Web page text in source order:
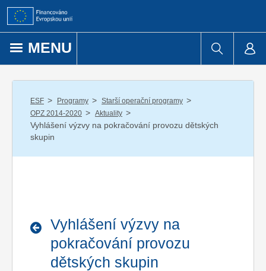
Přejít k obsahu
MENU
ESF / Programy / Starší operační programy /
OPZ 2014-2020 / Aktuality /
Vyhlášení výzvy na pokračování provozu dětských
skupin
Vyhlášení výzvy na
pokračování provozu
dětských skupin